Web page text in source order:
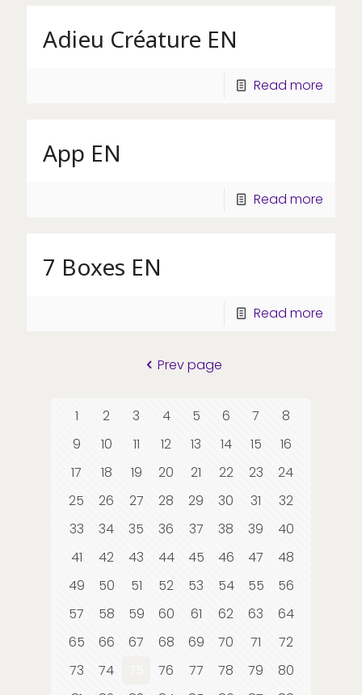
Adieu Créature EN
Read more
App EN
Read more
7 Boxes EN
Read more
Prev page
1 2 3 4 5 6 7
8
9
10 11 12 13 14 15
16
17
18 19 20 21 22 23
24
25
26 27 28 29 30 31
32
33
34 35 36 37 38 39
40
41
42 43 44 45 46 47
48
49
50 51 52 53 54 55
56
57
58 59 60 61 62 63
64
65
66 67 68 69 70 71
72
73
74 76 77 78 79
80